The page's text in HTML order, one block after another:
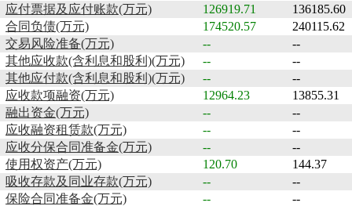
应付票据及应付账款(万元)
126919.71
136185.60
合同负债(万元)
174520.57
240115.62
交易风险准备(万元)
--
--
其他应收款(含利息和股利)(万元)
--
--
其他应付款(含利息和股利)(万元)
--
--
应收款项融资(万元)
12964.23
13855.31
融出资金(万元)
--
--
应收融资租赁款(万元)
--
--
应收分保合同准备金(万元)
--
--
使用权资产(万元)
120.70
144.37
吸收存款及同业存款(万元)
--
--
保险合同准备金(万元)
--
--